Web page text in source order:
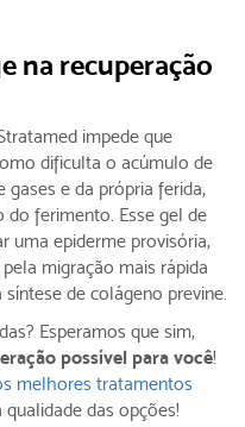
na recuperação
impede que
dificulta o acúmulo de
gases e da própria ferida,
do ferimento. Esse gel de
uma epiderme provisória,
migração mais rápida
de colágeno previne.
Esperamos que sim,
possível para você!
melhores tratamentos
das opções!